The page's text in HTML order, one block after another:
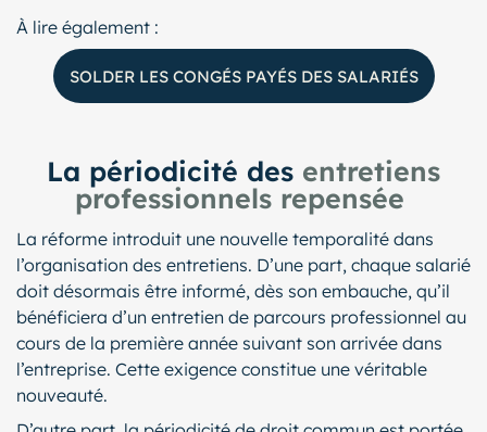
À lire également :
SOLDER LES CONGÉS PAYÉS DES SALARIÉS
La périodicité des entretiens
professionnels repensée
La réforme introduit une nouvelle temporalité dans
l’organisation des entretiens. D’une part, chaque salarié
doit désormais être informé, dès son embauche, qu’il
bénéficiera d’un entretien de parcours professionnel au
cours de la première année suivant son arrivée dans
l’entreprise. Cette exigence constitue une véritable
nouveauté.